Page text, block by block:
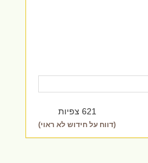
621 צפיות
(דווח על חידוש לא ראוי)